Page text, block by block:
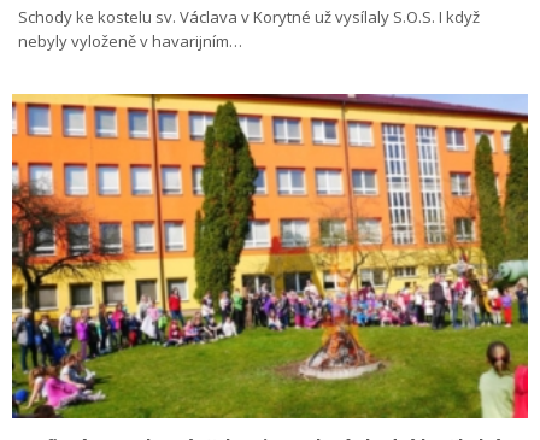
Schody ke kostelu sv. Václava v Korytné už vysílaly S.O.S. I když
nebyly vyloženě v havarijním…